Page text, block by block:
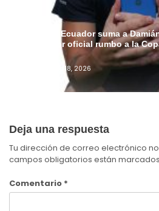
Motorola Ecuador suma a
embajador oficial rumbo a la
Junio 18, 2026
Deja una respuesta
Tu dirección de correo electrónico
campos obligatorios están
Comentario *